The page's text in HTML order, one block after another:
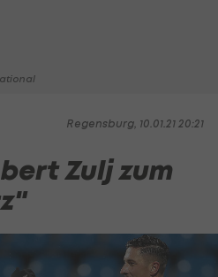
Regensburg, 10.01.21 20:21
Zulj zum